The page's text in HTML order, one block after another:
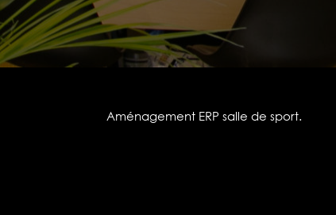
Aménagement ERP salle de sport.